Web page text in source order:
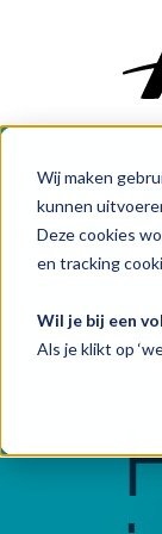
Wij maken
kunnen
Deze cookies
en tracking
Wil je bij een
Als je klikt op